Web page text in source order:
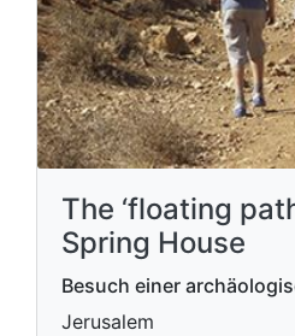
The ‘floating
Spring House
Besuch einer
Jerusalem